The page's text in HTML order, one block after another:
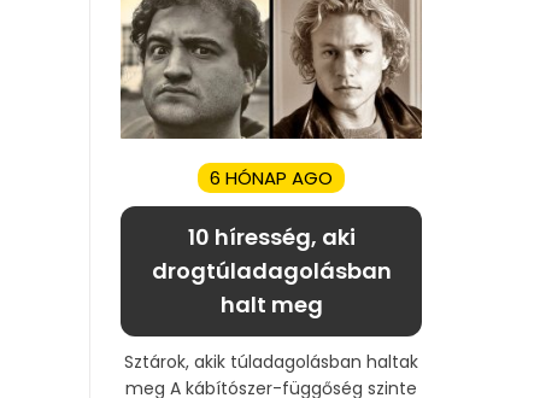
6 HÓNAP AGO
10 híresség, aki
drogtúladagolásban
halt meg
Sztárok, akik túladagolásban haltak
meg A kábítószer-függőség szinte